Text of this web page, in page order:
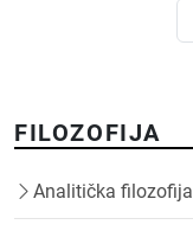
FILOZOFIJA
Analitička filozofija